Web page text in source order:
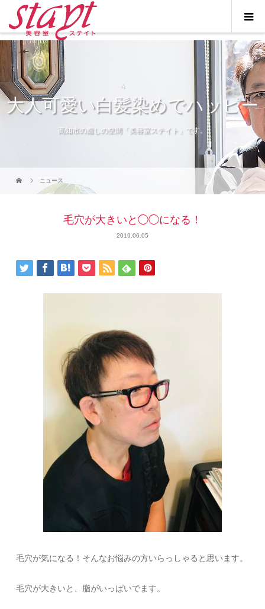
大人可愛い白髪染めでハッピー
高知市の癒しの空間「美容室ステイト」です。
ニュース
毛穴が大きいと◯◯になる！
2019.06.05
毛穴が気になる！そんなお悩みの方いらっしゃると思います。
毛穴が大きいと、脂がいっぱいでます。